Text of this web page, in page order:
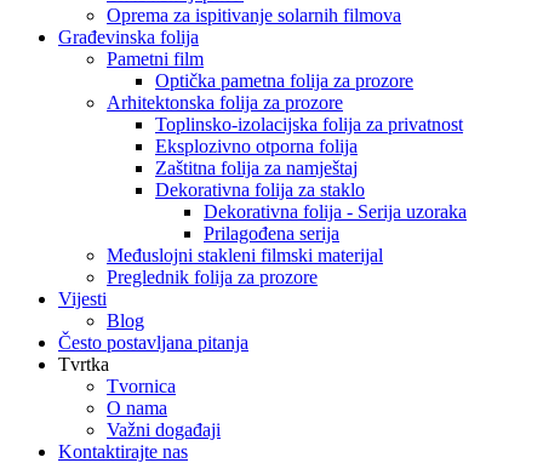
Oprema za ispitivanje solarnih filmova
Građevinska folija
Pametni film
Optička pametna folija za prozore
Arhitektonska folija za prozore
Toplinsko-izolacijska folija za privatnost
Eksplozivno otporna folija
Zaštitna folija za namještaj
Dekorativna folija za staklo
Dekorativna folija - Serija uzoraka
Prilagođena serija
Međuslojni stakleni filmski materijal
Preglednik folija za prozore
Vijesti
Blog
Često postavljana pitanja
Tvrtka
Tvornica
O nama
Važni događaji
Kontaktirajte nas